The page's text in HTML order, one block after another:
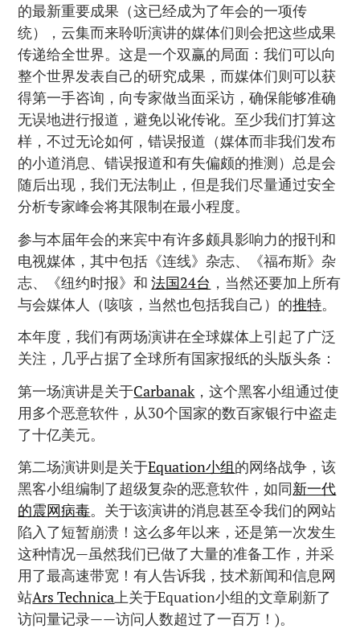
的最新重要成果（这已经成为了年会的一项传
统），云集而来聆听演讲的媒体们则会把这些成果
传递给全世界。这是一个双赢的局面：我们可以向
整个世界发表自己的研究成果，而媒体们则可以获
得第一手咨询，向专家做当面采访，确保能够准确
无误地进行报道，避免以讹传讹。至少我们打算这
样，不过无论如何，错误报道（媒体而非我们发布
的小道消息、错误报道和有失偏颇的推测）总是会
随后出现，我们无法制止，但是我们尽量通过安全
分析专家峰会将其限制在最小程度。
参与本届年会的来宾中有许多颇具影响力的报刊和
电视媒体，其中包括《连线》杂志、《福布斯》杂
志、《纽约时报》和法国24台 ，当然还要加上所有
与会媒体人（咳咳，当然也包括我自己）的推特。
本年度，我们有两场演讲在全球媒体上引起了广泛
关注，几乎占据了全球所有国家报纸的头版头条：
第一场演讲是关于Carbanak ，这个黑客小组通过使
用多个恶意软件，从30个国家的数百家银行中盗走
了十亿美元。
第二场演讲则是关于Equation小组的网络战争，该
黑客小组编制了超级复杂的恶意软件，如同新一代
的震网病毒。关于该演讲的消息甚至令我们的网站
陷入了短暂崩溃！这么多年以来，还是第一次发生
这种情况—虽然我们已做了大量的准备工作，并采
用了最高速带宽！有人告诉我，技术新闻和信息网
站Ars Technica上关于Equation小组的文章刷新了
访问量记录——访问人数超过了一百万！)。